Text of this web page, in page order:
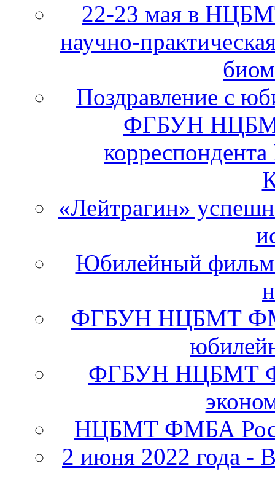
22-23 мая в
научно-
Поздравление с
ФГБУН
«Лейтрагин»
Юбилейный
ФГБУН НЦБМТ
ФГБУН НЦБМТ
НЦБМТ ФМБА
2 июня 2022 года -